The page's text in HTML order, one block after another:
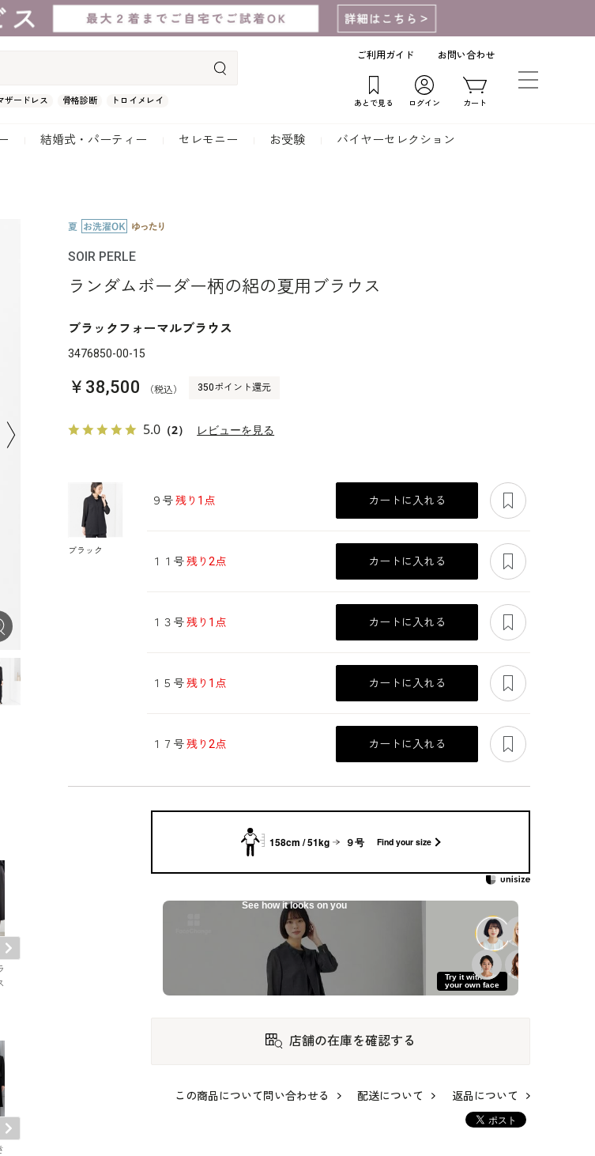
ザードレス 骨格診断 トロイメレイ
ご利用ガイド お問い合わせ
あとで見る ログイン カート
結婚式・パーティー セレモニー お受験 バイヤーセレクション
ンサ
ンの
ート
ル
洗える｜長く着られ
るスタンドカラーの
アンサンブル
洗える｜タックアク
セントのブラックフ
ォーマル
とにかくゆったり夏
SOIR PERLE
ランダムボーダー柄の絽の夏用ブラウス
ブラックフォーマルブラウス
3476850-00-15
￥38,500 （税込） 350ポイント還元
5.0 （2） レビューを見る
ブラック
９号残り1点 カートに入れる
１１号残り2点 カートに入れる
１３号残り1点 カートに入れる
１５号残り1点 カートに入れる
１７号残り2点 カートに入れる
158cm / 51kg ９号 Find your size
See how it looks on you
Try it with
your own face
店舗の在庫を確認する
この商品について問い合わせる 配送について 返品について